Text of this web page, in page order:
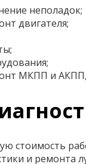
неполадок;
двигателя;
МКПП и
стоимость
и ремонта